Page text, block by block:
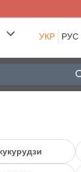
УКР РУС